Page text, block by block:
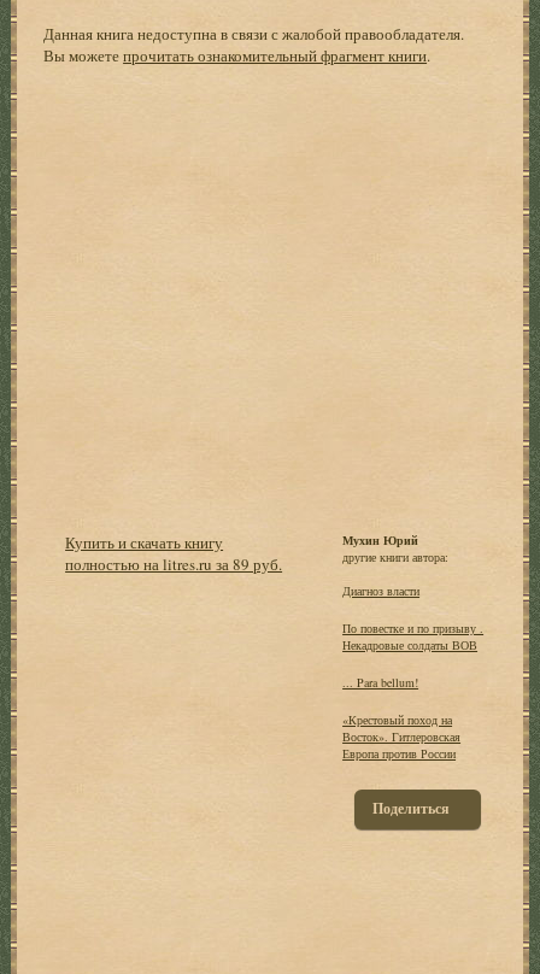
Данная книга недоступна в связи с жалобой правообладателя.
Вы можетепрочитать ознакомительный фрагмент книги.
Купить и скачать книгу
полностью на litres.ru за 89 руб.
Мухин Юрий
другие книги автора:
Диагноз власти
По повестке и по призыву .
Некадровые солдаты ВОВ
... Para bellum!
«Крестовый поход на
Восток». Гитлеровская
Европа против России
Поделиться